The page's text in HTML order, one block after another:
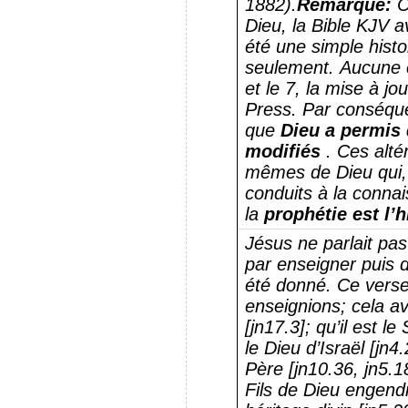
1882).Remarque:
Dieu, la Bible KJV
été une simple
seulement. Aucune
et le 7, la mise à
Press. Par
que Dieu a
modifiés. Ces
mêmes de Dieu
conduits à la
la prophétie est
Jésus ne parlait
par enseigner puis
été donné. Ce
enseignions; cela
[jn17.3]; qu’il est le
le Dieu d’Israël
Père [jn10.36,
Fils de Dieu